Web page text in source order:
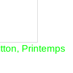
Printemps